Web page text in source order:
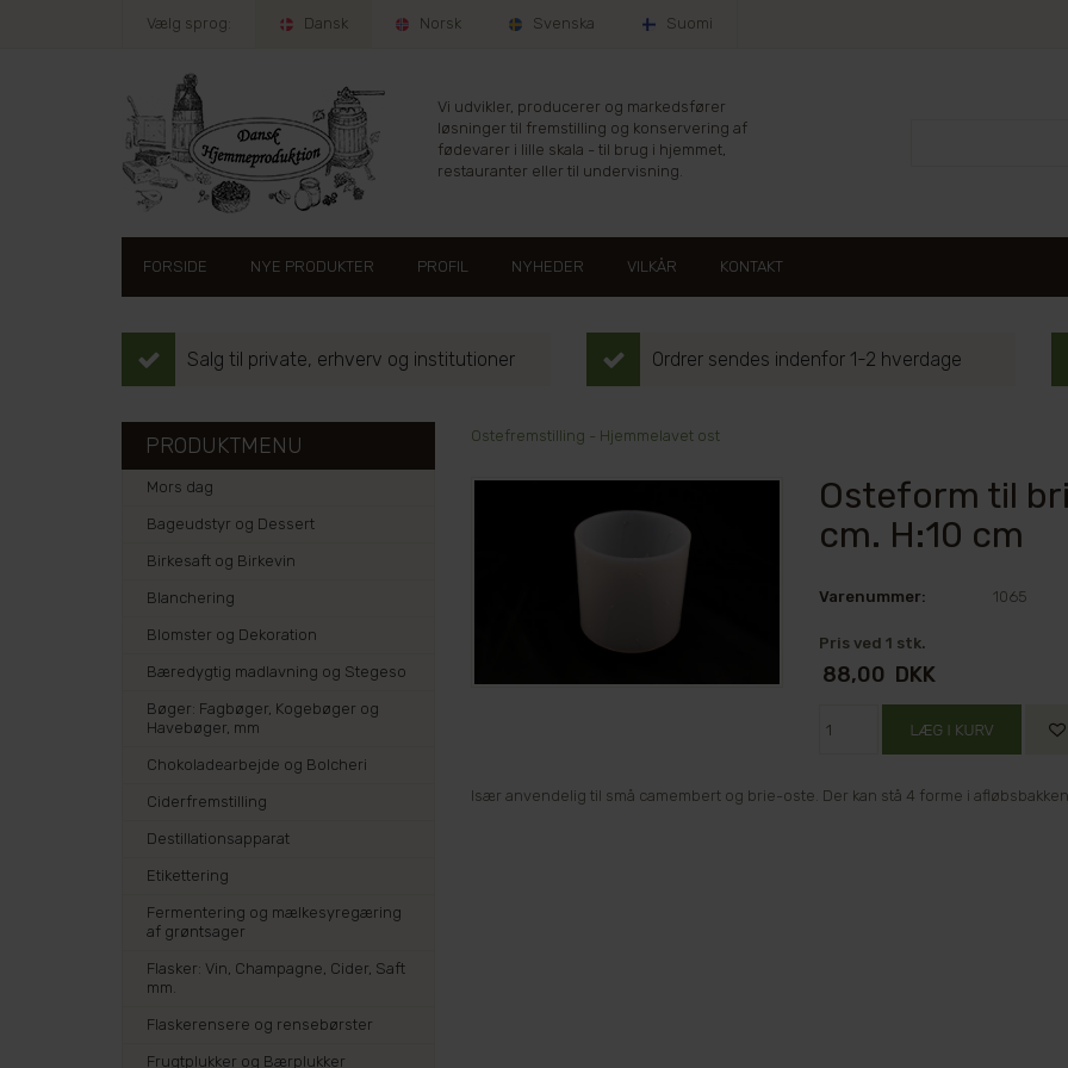
Vælg sprog: Dansk Norsk Svenska Suomi
Vi udvikler, producerer og markedsfører
løsninger til fremstilling og konservering af
fødevarer i lille skala - til brug i hjemmet,
restauranter eller til undervisning.
FORSIDE NYE PRODUKTER PROFIL NYHEDER VILKÅR KONTAKT
Salg til private, erhverv og institutioner Ordrer sendes indenfor 1-2 hverdage
Ostefremstilling - Hjemmelavet ost
Osteform til
cm. H:10 cm
Varenummer: 1065
Pris ved 1 stk.
88,00 DKK
Især anvendelig til små camembert og brie-oste. Der kan stå 4 forme i
PRODUKTMENU
Mors dag
Bageudstyr og Dessert
Birkesaft og Birkevin
Blanchering
Blomster og Dekoration
Bæredygtig madlavning og Stegeso
Bøger: Fagbøger, Kogebøger og
Havebøger, mm
Chokoladearbejde og Bolcheri
Ciderfremstilling
Destillationsapparat
Etikettering
Fermentering og mælkesyregæring
af grøntsager
Flasker: Vin, Champagne, Cider, Saft
mm.
Flaskerensere og rensebørster
Frugtplukker og Bærplukker